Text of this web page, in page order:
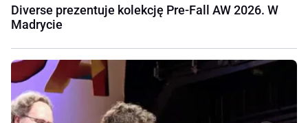
Diverse prezentuje kolekcję Pre-Fall AW 2026. W
Madrycie